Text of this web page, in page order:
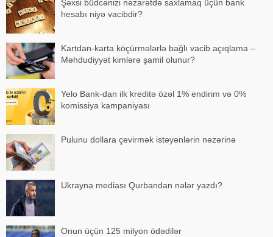
Şəxsi büdcənizi nəzarətdə saxlamaq üçün bank
hesabı niyə vacibdir?
Kartdan-karta köçürmələrlə bağlı vacib açıqlama –
Məhdudiyyət kimlərə şamil olunur?
Yelo Bank-dan ilk kreditə özəl 1% endirim və 0%
komissiya kampaniyası
Pulunu dollara çevirmək istəyənlərin nəzərinə
Ukrayna mediası Qurbandan nələr yazdı?
Onun üçün 125 milyon ödədilər